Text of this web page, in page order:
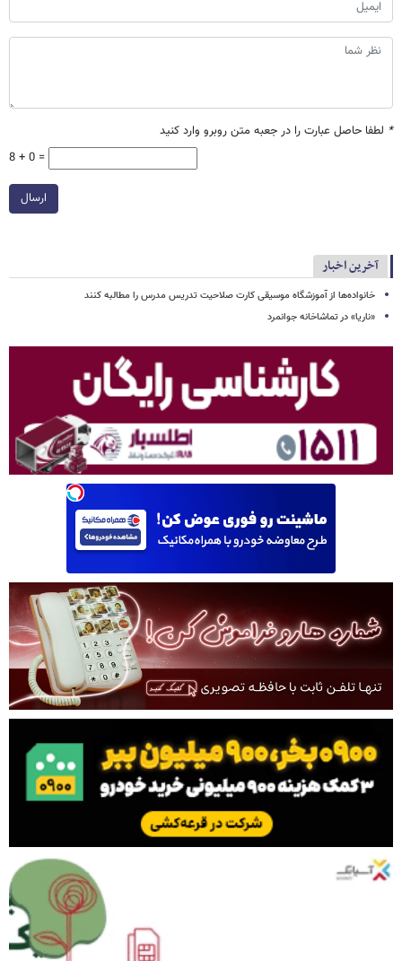
* لطفا حاصل عبارت را در جعبه متن روبرو وارد کنید
8 + 0 =
ارسال
آخرین اخبار
خانواده‌ها از آموزشگاه موسیقی کارت صلاحیت تدریس مدرس را مطالبه کنند
«ناریا» در تماشاخانه جوانمرد